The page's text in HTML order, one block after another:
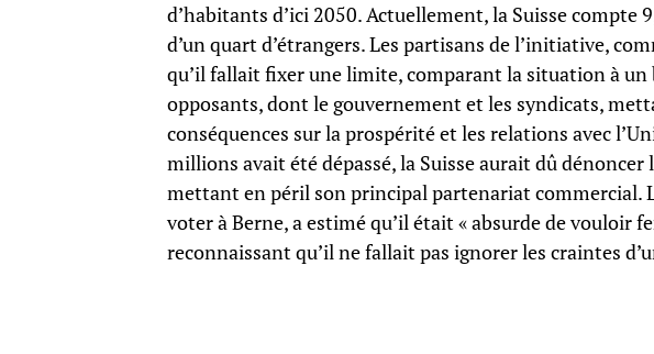
d’habitants d’ici 2050. Actuellement, la Suisse
d’un quart d’étrangers. Les partisans de l’initiative,
qu’il fallait fixer une limite, comparant la situation à un
opposants, dont le gouvernement et les syndicats,
conséquences sur la prospérité et les relations avec
millions avait été dépassé, la Suisse aurait dû dénoncer
mettant en péril son principal partenariat commercial.
voter à Berne, a estimé qu’il était « absurde de vouloir
reconnaissant qu’il ne fallait pas ignorer les craintes